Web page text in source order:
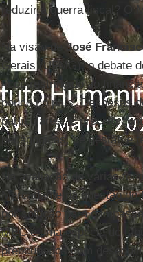
reduzir a guerra fiscal? O
Na visão de José
Gerais (UFMG), o debate
ficou restringido ao
pouco no país. Despesas
particulares. É preciso
pedagógicas, de gestão e
Na avaliação de várias
Mercadante na questão
por solução para o
MEC é uma espécie de
preocupados com